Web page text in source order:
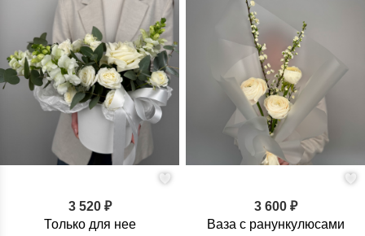
3 520 ₽
Только для нее
3 600 ₽
Ваза с ранункулюсами